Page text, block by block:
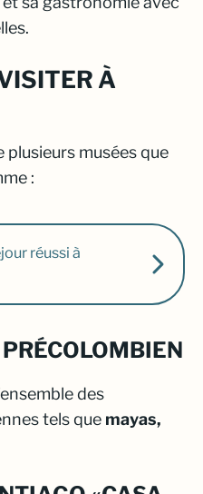
À
plusieurs musées que
:
réussi à
des
tels que mayas,